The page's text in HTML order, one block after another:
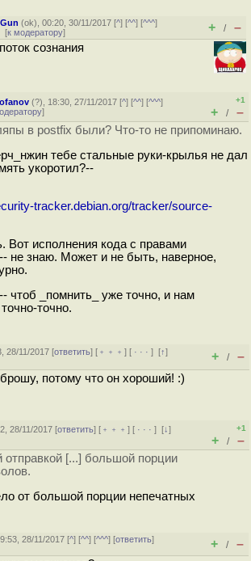
(ok), 00:20, 30/11/2017 [^] [^^] [^^^]
[к модератору] + / –
сознания
(?), 18:30, 27/11/2017 [^] [^^] [^^^]
]
+1
+ / –
в postfix были? Что-то не припоминаю.
тебе стальные руки-крылья не дал
укоротил?--
tracker.debian.org/tracker/source-
Вот исполнения кода с правами
не знаю. Может и не быть, наверное,
чтоб _помнить_ уже точно, и нам
точно.
28/11/2017 [ответить] [ ﹢﹢﹢] [ · · ·][↑]
+ / –
потому что он хороший! :)
28/11/2017 [ответить] [ ﹢﹢﹢] [ · · ·][↓]
+1
+ / –
[...] большой порции
от большой порции непечатных
28/11/2017 [^] [^^] [^^^] [ответить]
+ / –